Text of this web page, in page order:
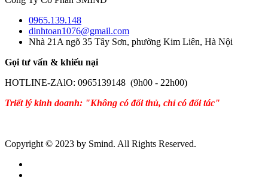
0965.139.148
dinhtoan1076@gmail.com
Nhà 21A ngõ 35 Tây Sơn, phường Kim Liên, Hà Nội
Gọi tư vấn & khiếu nại
HOTLINE-ZAlO: 0965139148 (9h00 - 22h00)
Triết lý kinh doanh: "Không có đối thủ, chỉ có đối tác"
Copyright © 2023 by Smind. All Rights Reserved.